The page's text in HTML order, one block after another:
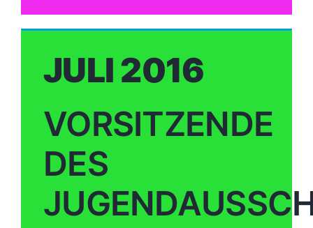
JULI 2016
VORSITZENDE
DES